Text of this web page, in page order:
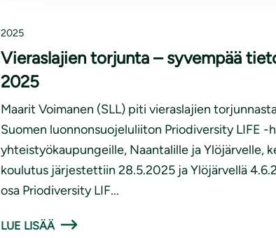
2025
Vieraslajien torjunta – syvempää
2025
Maarit Voimanen (SLL) piti vieraslajien
Suomen luonnonsuojeluliiton Priodiversity LIFE -
yhteistyökaupungeille, Naantalille ja Ylöjärvelle,
koulutus järjestettiin 28.5.2025 ja Ylöjärvellä
osa Priodiversity LIF...
LUE LISÄÄ